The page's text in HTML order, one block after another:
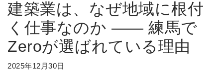
建築業は、なぜ地域に根付
く仕事なのか ―― 練馬で
Zeroが選ばれている理由
2025年12月30日